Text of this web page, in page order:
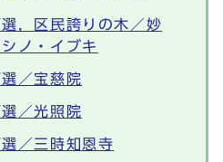
選，区民誇りの木／妙
ノ・イブキ
選／宝慈院
選／光照院
選／三時知恩寺